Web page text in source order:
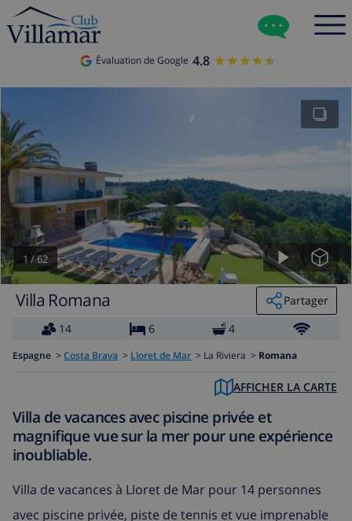
Évaluation de Google 4.8 ★★★★★
★★★★★
1 /62
Villa Romana
Partager
14
6 4
Espagne > Costa Brava > Lloret de Mar > La Riviera > Romana
AFFICHER LA CARTE
Villa de vacances avec piscine privée et
magnifique vue sur la mer pour une expérience
inoubliable.
Villa de vacances à Lloret de Mar pour 14 personnes
avec piscine privée, piste de tennis et vue imprenable